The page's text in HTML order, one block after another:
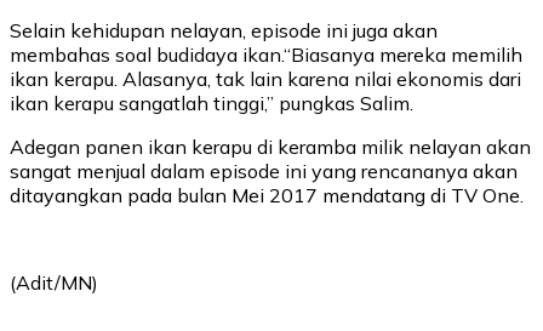
Selain kehidupan nelayan, episode ini juga akan
membahas soal budidaya ikan.“Biasanya mereka memilih
ikan kerapu. Alasanya, tak lain karena nilai ekonomis dari
ikan kerapu sangatlah tinggi,” pungkas Salim.
Adegan panen ikan kerapu di keramba milik nelayan akan
sangat menjual dalam episode ini yang rencananya akan
ditayangkan pada bulan Mei 2017 mendatang di TV One.
(Adit/MN)